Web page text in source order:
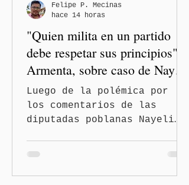
"Quien milita en un partido
debe respetar sus principios":
Armenta, sobre caso de Nayeli
Salvatori y Graciela Palomares
Luego de la polémica por
los comentarios de las
diputadas poblanas Nayeli
discriminatorios, el
Felipe P. Mecinas
hace 14 horas